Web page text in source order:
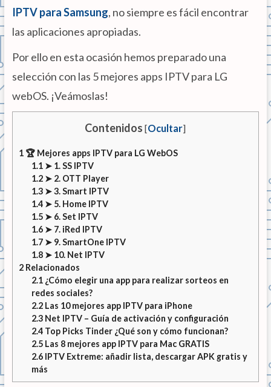
IPTV para Samsung, no siempre es fácil encontrar
las aplicaciones apropiadas.
Por ello en esta ocasión hemos preparado una
selección con las 5 mejores apps IPTV para LG
webOS. ¡Veámoslas!
Contenidos [Ocultar]
1🏆 Mejores apps IPTV para LG WebOS
1.1 ➤ 1. SS IPTV
1.2 ➤ 2. OTT Player
1.3 ➤ 3. Smart IPTV
1.4 ➤ 5. Home IPTV
1.5 ➤ 6. Set IPTV
1.6 ➤ 7. iRed IPTV
1.7 ➤ 9. SmartOne IPTV
1.8 ➤ 10. Net IPTV
2Relacionados
2.1 ¿Cómo elegir una app para realizar sorteos en
redes sociales?
2.2 Las 10 mejores app IPTV para iPhone
2.3 Net IPTV – Guía de activación y configuración
2.4 Top Picks Tinder ¿Qué son y cómo funcionan?
2.5 Las 8 mejores app IPTV para Mac GRATIS
2.6 IPTV Extreme: añadir lista, descargar APK gratis y
más